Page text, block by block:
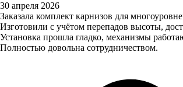
30 апреля 2026
Заказала комплект карнизов для
Изготовили с учётом перепадов высоты,
Установка прошла гладко, механизмы
Полностью довольна сотрудничеством.